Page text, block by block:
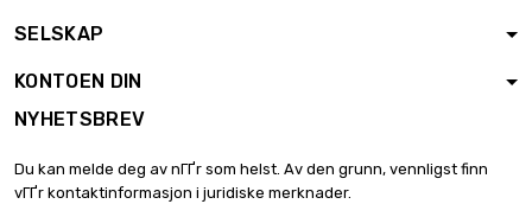
SELSKAP
KONTOEN DIN
NYHETSBREV
Du kan melde deg av nГҐr som helst. Av den grunn, vennligst finn
vГҐr kontaktinformasjon i juridiske merknader.